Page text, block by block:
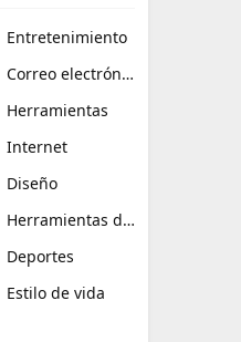
Entretenimiento
Correo electrónico
Herramientas
Internet
Diseño
Herramientas de TI
Deportes
Estilo de vida